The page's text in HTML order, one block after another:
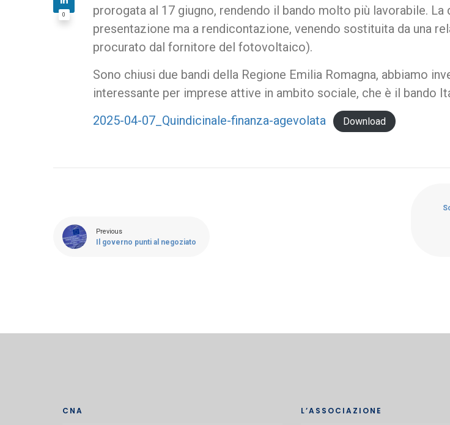
prorogata al 17 giugno, rendendo il bando molto più lavorabile.
presentazione ma a rendicontazione, venendo sostituita da una
procurato dal fornitore del fotovoltaico).
Sono chiusi due bandi della Regione Emilia Romagna, abbiamo
interessante per imprese attive in ambito sociale, che è il bando
2025-04-07_Quindicinale-finanza-agevolata
Download
0
Previous
Il governo punti al negoziato
CNA L’ASSOCIAZIONE